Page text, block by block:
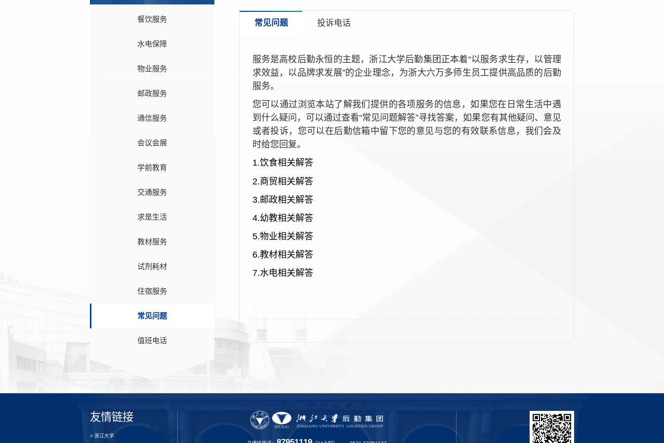
餐饮服务
水电保障
物业服务
邮政服务
通信服务
会议会展
学前教育
交通服务
求是生活
教材服务
试剂耗材
住宿服务
常见问题
值班电话
常见问题 投诉电话
服务是高校后勤永恒的主题，浙江大学后勤集团正本着“以服务求生存，以管理
求效益，以品牌求发展”的企业理念，为浙大六万多师生员工提供高品质的后勤
服务。
您可以通过浏览本站了解我们提供的各项服务的信息，如果您在日常生活中遇
到什么疑问，可以通过查看“常见问题解答”寻找答案，如果您有其他疑问、意见
或者投诉，您可以在后勤信箱中留下您的意见与您的有效联系信息，我们会及
时给您回复。
1.饮食相关解答
2.商贸相关解答
3.邮政相关解答
4.幼教相关解答
5.物业相关解答
6.教材相关解答
7.水电相关解答
友情链接
> 浙江大学